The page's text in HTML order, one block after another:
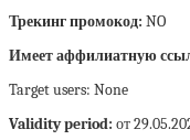
Трекинг промокод: NO
Имеет аффилиатную
Target users: None
Validity period: от